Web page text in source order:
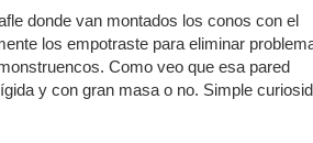
donde van montados los conos con el
los empotraste para eliminar
Como veo que esa pared
y con gran masa o no. Simple